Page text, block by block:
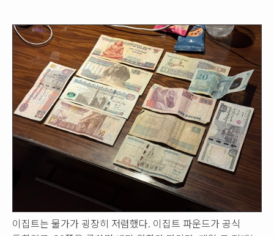
이집트는 물가가 굉장히 저렴했다. 이집트 파운드가 공식